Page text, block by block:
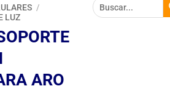
/
LUZ
ARO